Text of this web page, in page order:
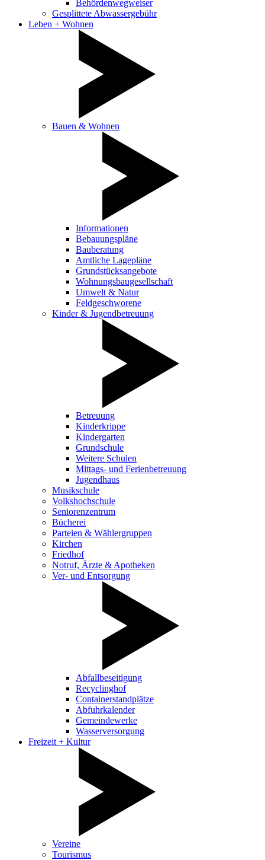
Behördenwegweiser
Gesplittete Abwassergebühr
Leben + Wohnen
Bauen & Wohnen
Informationen
Bebauungspläne
Bauberatung
Amtliche Lagepläne
Grundstücksangebote
Wohnungsbaugesellschaft
Umwelt & Natur
Feldgeschworene
Kinder & Jugendbetreuung
Betreuung
Kinderkrippe
Kindergarten
Grundschule
Weitere Schulen
Mittags- und Ferienbetreuung
Jugendhaus
Musikschule
Volkshochschule
Seniorenzentrum
Bücherei
Parteien & Wählergruppen
Kirchen
Friedhof
Notruf, Ärzte & Apotheken
Ver- und Entsorgung
Abfallbeseitigung
Recyclinghof
Containerstandplätze
Abfuhrkalender
Gemeindewerke
Wasserversorgung
Freizeit + Kultur
Vereine
Tourismus